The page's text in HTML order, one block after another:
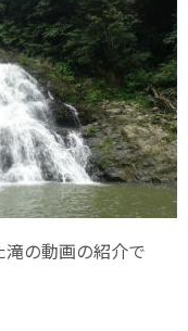
の動画の紹介で